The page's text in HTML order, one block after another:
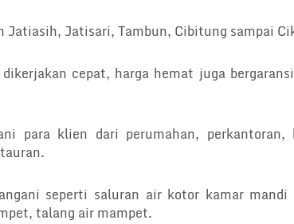
Jatiasih, Jatisari, Tambun, Cibitung sampai
cepat, harga hemat juga
para klien dari perumahan, perkantoran,
seperti saluran air kotor kamar
talang air mampet.